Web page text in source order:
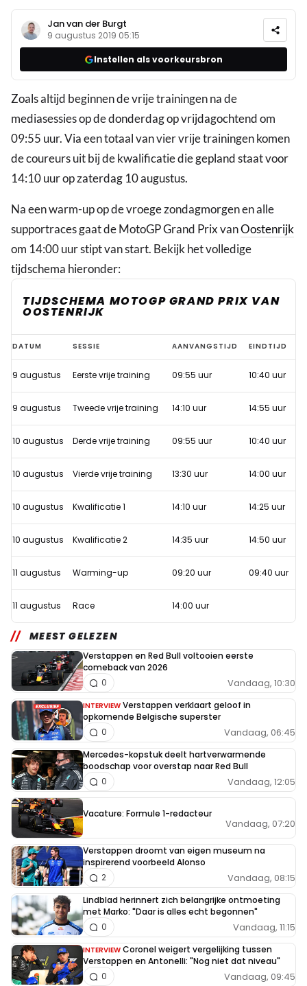
Jan van der Burgt
9 augustus 2019 05:15
Instellen als voorkeursbron
Zoals altijd beginnen de vrije trainingen na de
mediasessies op de donderdag op vrijdagochtend om
09:55 uur. Via een totaal van vier vrije trainingen komen
de coureurs uit bij de kwalificatie die gepland staat voor
14:10 uur op zaterdag 10 augustus.
Na een warm-up op de vroege zondagmorgen en alle
supportraces gaat de MotoGP Grand Prix vanOostenrijk
om 14:00 uur stipt van start. Bekijk het volledige
tijdschema hieronder:
TIJDSCHEMA MOTOGP GRAND PRIX VAN
OOSTENRIJK
Hoe
laat
begint
de
Grand
Prix
van
DATUM SESSIE AANVANGSTIJD EINDTIJD
9 augustus Eerste vrije training 09:55 uur 10:40 uur
9 augustus Tweede vrije training 14:10 uur 14:55 uur
10 augustus Derde vrije training 09:55 uur 10:40 uur
10 augustus Vierde vrije training 13:30 uur 14:00 uur
10 augustus Kwalificatie 1 14:10 uur 14:25 uur
10 augustus Kwalificatie 2 14:35 uur 14:50 uur
11 augustus Warming-up 09:20 uur 09:40 uur
11 augustus Race 14:00 uur
MEEST GELEZEN
Verstappen en Red Bull voltooien eerste
comeback van 2026
Vandaag, 10:30
0
INTERVIEW Verstappen verklaart geloof in
opkomende Belgische superster
Vandaag, 06:45
0
Mercedes-kopstuk deelt hartverwarmende
boodschap voor overstap naar Red Bull
Vandaag, 12:05
0
Vacature: Formule 1-redacteur
Vandaag, 07:20
Verstappen droomt van eigen museum na
inspirerend voorbeeld Alonso
Vandaag, 08:15
2
Lindblad herinnert zich belangrijke ontmoeting
met Marko: "Daar is alles echt begonnen"
Vandaag, 11:15
0
INTERVIEW Coronel weigert vergelijking tussen
Verstappen en Antonelli: "Nog niet dat niveau"
Vandaag, 09:45
0